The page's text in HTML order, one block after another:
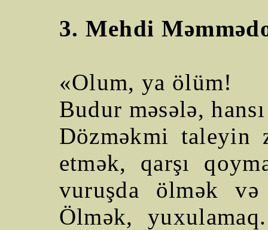
3. Mehdi
«Olum, ya ölüm!
Budur məsələ,
Dözməkmi taleyin
etmək, qarşı
vuruşda ölmək
Ölmək,